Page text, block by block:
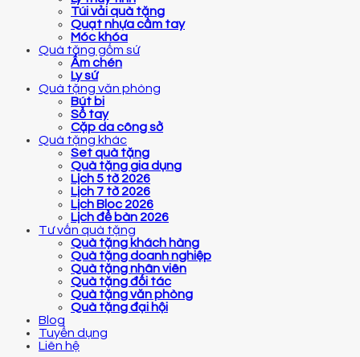
Túi vải quà tặng
Quạt nhựa cầm tay
Móc khóa
Quà tặng gốm sứ
Ấm chén
Ly sứ
Quà tặng văn phòng
Bút bi
Sổ tay
Cặp da công sở
Quà tặng khác
Set quà tặng
Quà tặng gia dụng
Lịch 5 tờ 2026
Lịch 7 tờ 2026
Lịch Bloc 2026
Lịch để bàn 2026
Tư vấn quà tặng
Quà tặng khách hàng
Quà tặng doanh nghiệp
Quà tặng nhân viên
Quà tặng đối tác
Quà tặng văn phòng
Quà tặng đại hội
Blog
Tuyển dụng
Liên hệ